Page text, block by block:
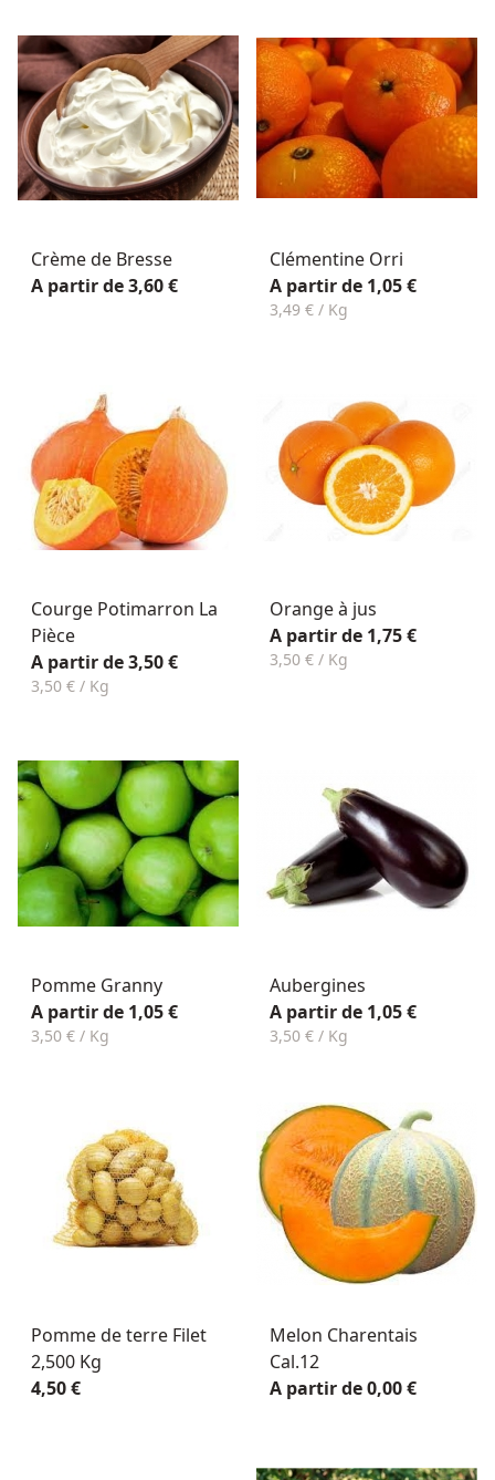
Crème de Bresse
A partir de 3,60 €
Clémentine Orri
A partir de 1,05 €
3,49 € / Kg
Courge Potimarron La
Pièce
A partir de 3,50 €
3,50 € / Kg
Orange à jus
A partir de 1,75 €
3,50 € / Kg
Pomme Granny
A partir de 1,05 €
3,50 € / Kg
Aubergines
A partir de 1,05 €
3,50 € / Kg
Pomme de terre Filet
2,500 Kg
4,50 €
Melon Charentais
Cal.12
A partir de 0,00 €